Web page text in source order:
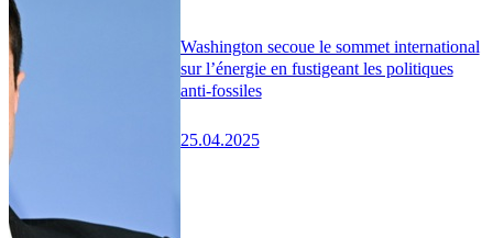
Washington secoue le sommet international
sur l’énergie en fustigeant les politiques
anti-fossiles
25.04.2025